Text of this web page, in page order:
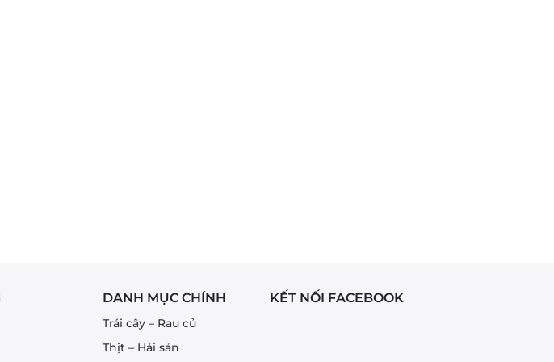
DANH MỤC CHÍNH
Trái cây – Rau củ
Thịt – Hải sản
KẾT NỐI FACEBOOK